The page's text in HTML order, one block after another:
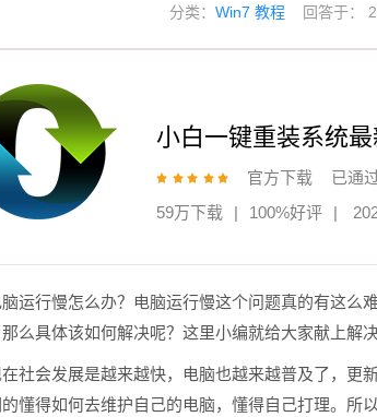
分类：Win7 教程 回答于：
小白一键重装系统
官方下载
已通
59万下载
| 100%好评 |
脑运行慢怎么办？电脑运行慢这个问题真的有这么
么具体该如何解决呢？这里小编就给大家献上解
在社会发展是越来越快，电脑也越来越普及了，更
懂得如何去维护自己的电脑，懂得自己打理。所